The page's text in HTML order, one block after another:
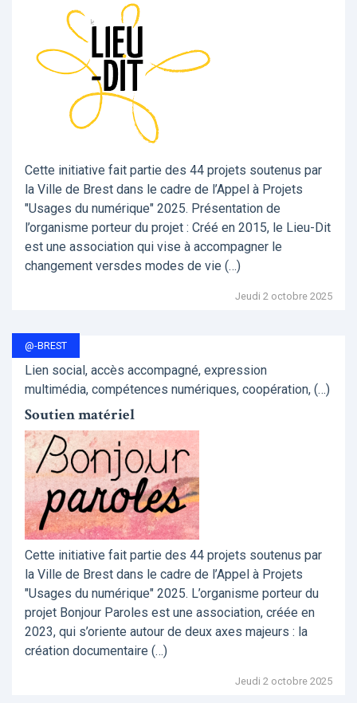
Cette initiative fait partie des 44 projets soutenus par
la Ville de Brest dans le cadre de l’Appel à Projets
"Usages du numérique" 2025. Présentation de
l’organisme porteur du projet : Créé en 2015, le Lieu-Dit
est une association qui vise à accompagner le
changement versdes modes de vie (…)
Jeudi 2 octobre 2025
@-BREST
Lien social, accès accompagné, expression
multimédia, compétences numériques, coopération, (…)
Soutien matériel
Cette initiative fait partie des 44 projets soutenus par
la Ville de Brest dans le cadre de l’Appel à Projets
"Usages du numérique" 2025. L’organisme porteur du
projet Bonjour Paroles est une association, créée en
2023, qui s’oriente autour de deux axes majeurs : la
création documentaire (…)
Jeudi 2 octobre 2025